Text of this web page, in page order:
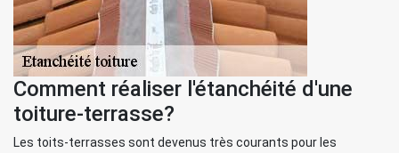
Comment réaliser l'étanchéité d'une
toiture-terrasse?
Les toits-terrasses sont devenus très courants pour les